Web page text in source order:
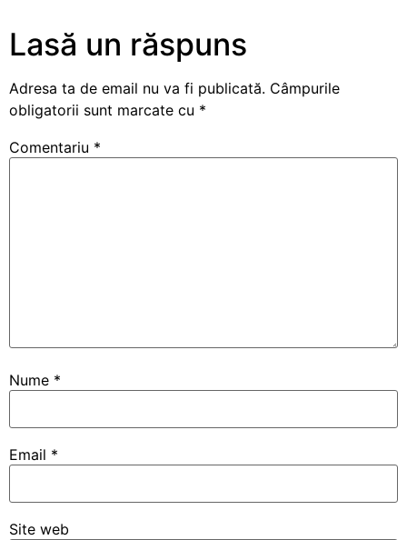
Lasă un răspuns
Adresa ta de email nu va fi publicată. Câmpurile
obligatorii sunt marcate cu *
Comentariu *
Nume *
Email *
Site web